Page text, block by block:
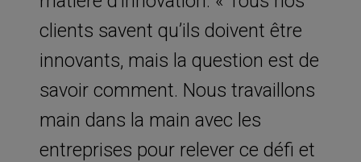
clients savent qu’ils doivent être
innovants, mais la question est de
savoir comment. Nous travaillons
main dans la main avec les
entreprises pour relever ce défi et